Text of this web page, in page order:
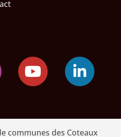
communes des Coteaux